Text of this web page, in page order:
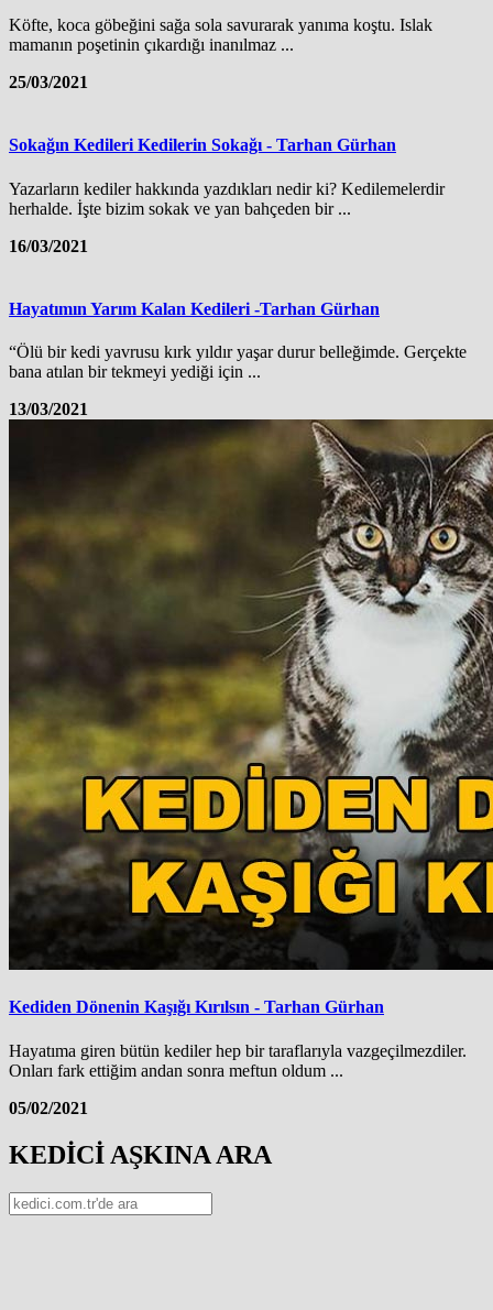
Köfte, koca göbeğini sağa sola savurarak yanıma koştu. Islak
mamanın poşetinin çıkardığı inanılmaz ...
25/03/2021
Sokağın Kedileri Kedilerin Sokağı - Tarhan Gürhan
Yazarların kediler hakkında yazdıkları nedir ki? Kedilemelerdir
herhalde. İşte bizim sokak ve yan bahçeden bir ...
16/03/2021
Hayatımın Yarım Kalan Kedileri -Tarhan Gürhan
“Ölü bir kedi yavrusu kırk yıldır yaşar durur belleğimde. Gerçekte
bana atılan bir tekmeyi yediği için ...
13/03/2021
Kediden Dönenin Kaşığı Kırılsın - Tarhan Gürhan
Hayatıma giren bütün kediler hep bir taraflarıyla vazgeçilmezdiler.
Onları fark ettiğim andan sonra meftun oldum ...
05/02/2021
KEDİCİ AŞKINA ARA